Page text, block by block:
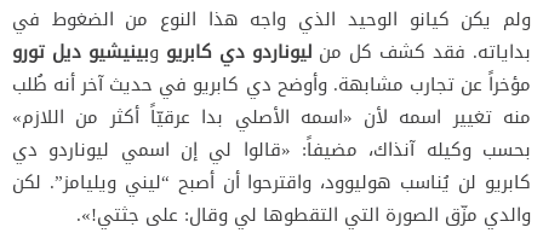
ولم يكن كيانو الوحيد الذي واجه هذا النوع من الضغوط في
بداياته. فقد كشف كل من ليوناردو دي كابريو وبينيشيو ديل تورو
مؤخراً عن تجارب مشابهة. وأوضح دي كابريو في حديث آخر أنه طُلب
منه تغيير اسمه لأن «اسمه الأصلي بدا عرقيّاً أكثر من اللازم»
بحسب وكيله آنذاك، مضيفاً: «قالوا لي إن اسمي ليوناردو دي
كابريو لن يُناسب هوليوود، واقترحوا أن أصبح “ليني ويليامز”. لكن
والدي مزّق الصورة التي التقطوها لي وقال: على جثتي!».